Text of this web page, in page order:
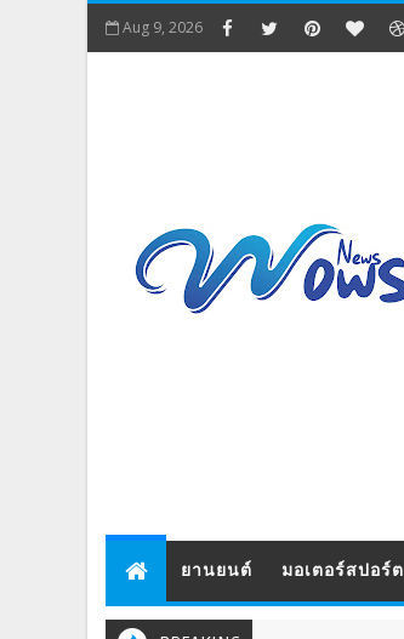
Aug 9, 2026
ยานยนต์ มอเตอร์สปอร์ต